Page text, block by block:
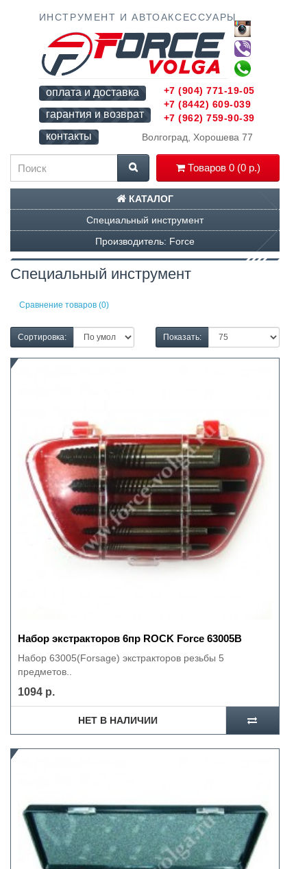
ИНСТРУМЕНТ И АВТОАКСЕССУАРЫ
оплата и доставка
гарантия и возврат
контакты
Волгоград, Хорошева 77
Товаров 0 (0 р.)
+7 (904) 771-19-05
+7 (8442) 609-039
+7 (962) 759-90-39
КАТАЛОГ
Специальный инструмент
Производитель: Force
Специальный инструмент
Сравнение товаров (0)
Сортировка: Показать:
Набор экстракторов 6пр ROCK Force 63005B
Набор 63005(Forsage) экстракторов резьбы 5
предметов..
1094 р.
НЕТ В НАЛИЧИИ